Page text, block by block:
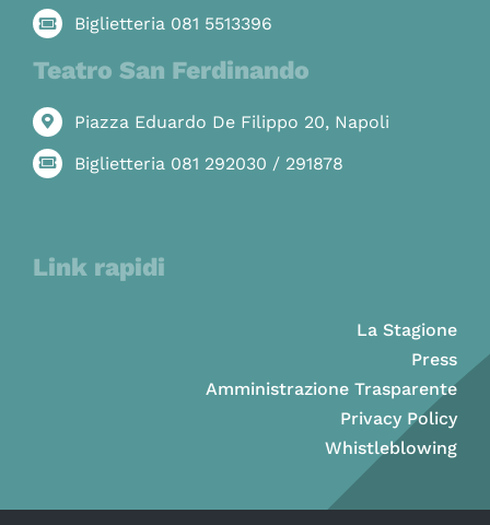
Biglietteria 081 5513396
Teatro San Ferdinando
Piazza Eduardo De Filippo 20, Napoli
Biglietteria 081 292030 / 291878
Link rapidi
La Stagione
Press
Amministrazione Trasparente
Privacy Policy
Whistleblowing